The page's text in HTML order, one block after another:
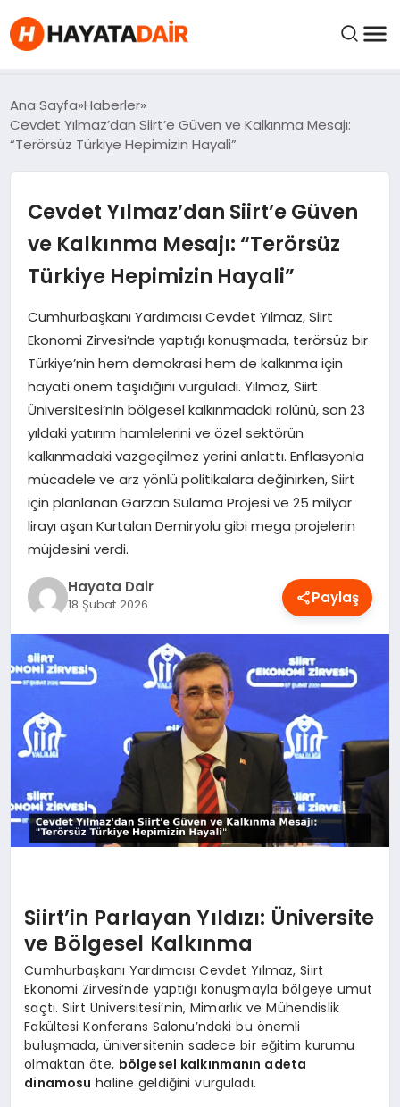
FIYATLAR
HABERLER
İNCELEMELER
KIMDIR?
NEDIR?
OYUN
RÜYA TABIRLERI
SAĞLIK
TEKNOLOJI
Ana Sayfa Haberler
Cevdet Yılmaz’dan Siirt’e Güven ve Kalkınma Mesajı:
“Terörsüz Türkiye Hepimizin Hayali”
Cevdet Yılmaz’dan Siirt’e Güven
ve Kalkınma Mesajı: “Terörsüz
Türkiye Hepimizin Hayali”
Cumhurbaşkanı Yardımcısı Cevdet Yılmaz, Siirt
Ekonomi Zirvesi’nde yaptığı konuşmada, terörsüz bir
Türkiye’nin hem demokrasi hem de kalkınma için
hayati önem taşıdığını vurguladı. Yılmaz, Siirt
Üniversitesi’nin bölgesel kalkınmadaki rolünü, son 23
yıldaki yatırım hamlelerini ve özel sektörün
kalkınmadaki vazgeçilmez yerini anlattı. Enflasyonla
mücadele ve arz yönlü politikalara değinirken, Siirt
için planlanan Garzan Sulama Projesi ve 25 milyar
lirayı aşan Kurtalan Demiryolu gibi mega projelerin
müjdesini verdi.
Hayata Dair
18 Şubat 2026 Paylaş
Siirt’in Parlayan Yıldızı: Üniversite
ve Bölgesel Kalkınma
Cumhurbaşkanı Yardımcısı Cevdet Yılmaz, Siirt
Ekonomi Zirvesi’nde yaptığı konuşmayla bölgeye umut
saçtı. Siirt Üniversitesi’nin, Mimarlık ve Mühendislik
Fakültesi Konferans Salonu’ndaki bu önemli
buluşmada, üniversitenin sadece bir eğitim kurumu
olmaktan öte, bölgesel kalkınmanın adeta
dinamosu haline geldiğini vurguladı.